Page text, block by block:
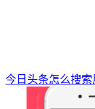
今日头条怎么搜